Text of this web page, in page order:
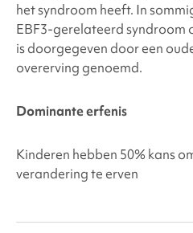
het syndroom heeft. In
EBF3-gerelateerd syndroom
is doorgegeven door een
overerving genoemd.
Dominante erfenis
Kinderen hebben 50% kans
verandering te erven